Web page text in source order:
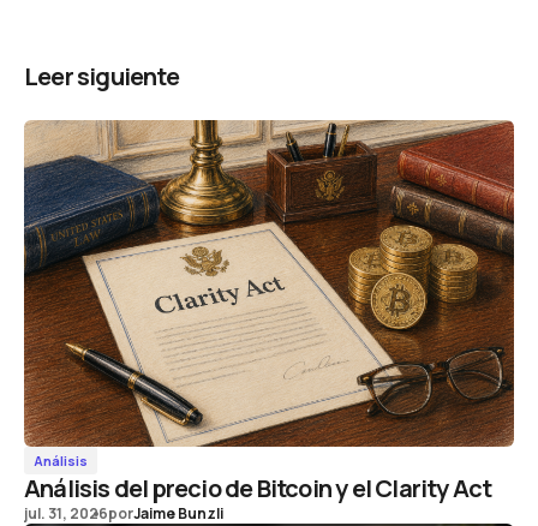
Leer siguiente
Análisis
Análisis del precio de Bitcoin y el Clarity Act
jul. 31, 2026porJaime Bunzli